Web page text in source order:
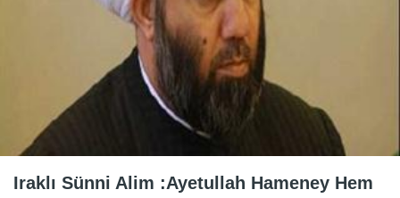
Iraklı Sünni Alim :Ayetullah Hameney Hem